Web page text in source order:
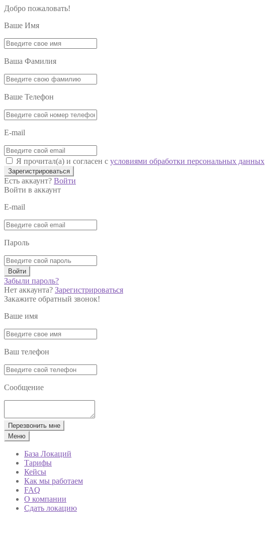
Добро пожаловать!
Ваше Имя
Ваша Фамилия
Ваше Телефон
E-mail
Я прочитал(а) и согласен с условиями обработки персональных данных
Зарегистрироваться
Есть аккаунт? Войти
Войти в аккаунт
E-mail
Пароль
Войти
Забыли пароль?
Нет аккаунта? Зарегистрироваться
Закажите обратный звонок!
Ваше имя
Ваш телефон
Сообщение
Перезвонить мне
Меню
База Локаций
Тарифы
Кейсы
Как мы работаем
FAQ
О компании
Сдать локацию